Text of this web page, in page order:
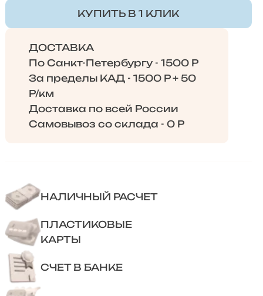
КУПИТЬ В 1 КЛИК
ДОСТАВКА
По Санкт-Петербургу - 1500 Р
За пределы КАД - 1500 Р + 50
Р/км
Доставка по всей России
Самовывоз со склада - 0 Р
НАЛИЧНЫЙ РАСЧЕТ
ПЛАСТИКОВЫЕ
КАРТЫ
СЧЕТ В БАНКЕ